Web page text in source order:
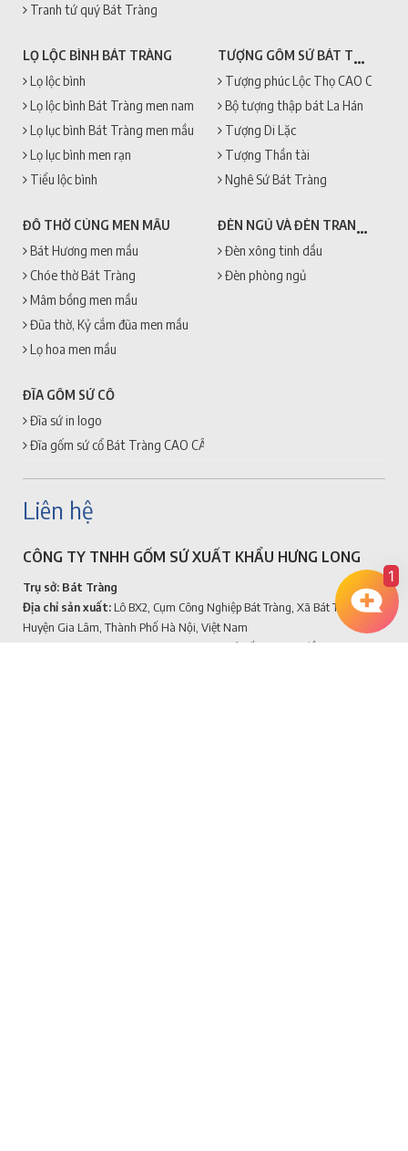
Tranh tứ quý Bát Tràng
LỌ LỘC BÌNH BÁT TRÀNG
Lọ lộc bình
Lọ lộc bình Bát Tràng men nam
Lọ lục bình Bát Tràng men mầu
Lọ lục bình men rạn
Tiểu lộc bình
TƯỢNG GỐM SỨ BÁT TRÀNG
Tượng phúc Lộc Thọ CAO CẤP +
Bộ tượng thập bát La Hán
Tượng Di Lặc
Tượng Thần tài
Nghê Sứ Bát Tràng
ĐỒ THỜ CÚNG MEN MẦU
Bát Hương men mầu
Chóe thờ Bát Tràng
Mâm bồng men mầu
Đũa thờ, Kỷ cắm đũa men mầu
Lọ hoa men mầu
ĐÈN NGỦ VÀ ĐÈN TRANG TRÍ
Đèn xông tinh dầu
Đèn phòng ngủ
ĐĨA GỐM SỨ CỔ
Đĩa sứ in logo
Đĩa gốm sứ cổ Bát Tràng CAO CẤP + GIÁ RẺ
Liên hệ
CÔNG TY TNHH GỐM SỨ XUẤT KHẨU HƯNG LONG
Trụ sở: Bát Tràng
Địa chỉ sản xuất: Lô BX2, Cụm Công Nghiệp Bát Tràng, Xã Bát Tràng,
Huyện Gia Lâm, Thành Phố Hà Nội, Việt Nam
Do phòng ĐKKD sở kế hoạch và đầu tư thành
1